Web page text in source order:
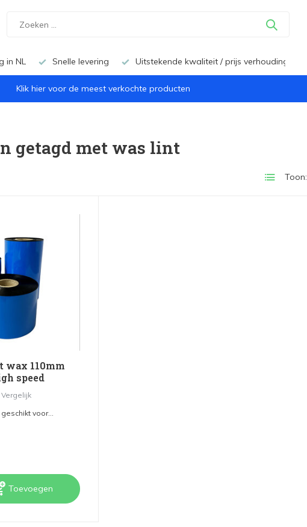
in NL Snelle levering Uitstekende kwaliteit / prijs verhouding
Klik hier voor de meest verkochte producten
getagd met was lint
Toon:
110mm
speed
Vergelijk
voor...
Toevoegen